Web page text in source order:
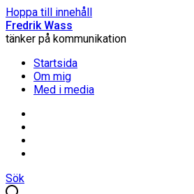
Hoppa till innehåll
Fredrik Wass
tänker på kommunikation
Startsida
Om mig
Med i media
Sök